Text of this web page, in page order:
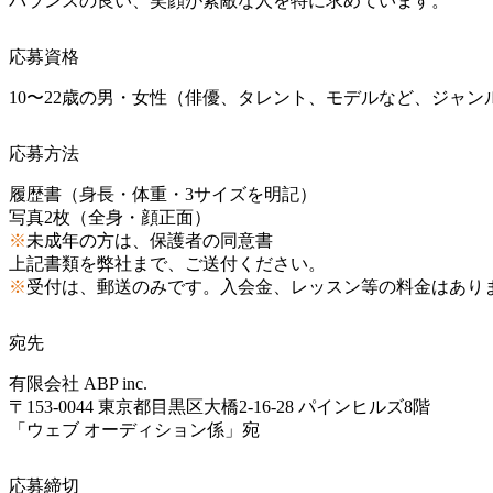
応募資格
10〜22歳の男・女性（俳優、タレント、モデルなど、ジャン
応募方法
履歴書（身長・体重・3サイズを明記）
写真2枚（全身・顔正面）
※未成年の方は、保護者の同意書
上記書類を弊社まで、ご送付ください。
※受付は、郵送のみです。入会金、レッスン等の料金はあり
宛先
有限会社 ABP inc.
〒153-0044 東京都目黒区大橋2-16-28 パインヒルズ8階
「ウェブ オーディション係」宛
応募締切